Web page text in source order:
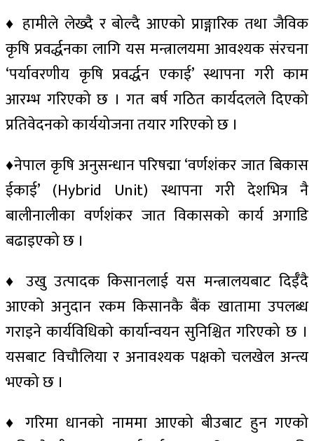
♦ हामीले लेख्दै र बोल्दै आएको प्राङ्गारिक तथा जैविक
कृषि प्रवर्द्धनका लागि यस मन्त्रालयमा आवश्यक संरचना
‘पर्यावरणीय कृषि प्रवर्द्धन एकाई’ स्थापना गरी काम
आरम्भ गरिएको छ । गत बर्ष गठित कार्यदलले दिएको
प्रतिवेदनको कार्ययोजना तयार गरिएको छ ।
♦नेपाल कृषि अनुसन्धान परिषद्मा ‘वर्णशंकर जात बिकास
ईकाई’ (Hybrid Unit) स्थापना गरी देशभित्र नै
बालीनालीका वर्णशंकर जात विकासको कार्य अगाडि
बढाइएको छ ।
♦ उखु उत्पादक किसानलाई यस मन्त्रालयबाट दिईँदै
आएको अनुदान रकम किसानकै बैंक खातामा उपलब्ध
गराइने कार्यविधिको कार्यान्वयन सुनिश्चित गरिएको छ ।
यसबाट विचौलिया र अनावश्यक पक्षको चलखेल अन्त्य
भएको छ ।
♦ गरिमा धानको नाममा आएको बीउबाट हुन गएको